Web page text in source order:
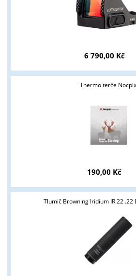
6 790,00 Kč
Thermo terče Nocpix
190,00 Kč
Tlumič Browning Iridium IR.22 .22
Tyto stránky jsou určeny pouze
podnikatelům v oblasti zbraně a
podmínky?
ANO NE